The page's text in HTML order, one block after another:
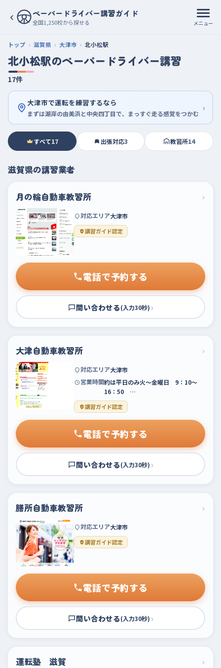
‹ ペーパードライバー講習ガイド
全国1,250校から探せる メニュー
トップ 滋賀県 大津市 北小松駅
北小松駅のペーパードライバー講習
17件
大津市で運転を練習するなら
まずは湖岸の由美浜と中央四丁目で、まっすぐ走る感覚をつかむ ›
すべて17 出張対応3 教習所14
滋賀県の講習業者
月の輪自動車教習所 ›
対応エリア大津市
講習ガイド認定
電話で予約する
問い合わせる(入力30秒) ›
大津自動車教習所 ›
対応エリア大津市
営業時間約は平日のみ火～金曜日 9：10～
16：50 …
講習ガイド認定
電話で予約する
問い合わせる(入力30秒) ›
膳所自動車教習所 ›
対応エリア大津市
講習ガイド認定
電話で予約する
問い合わせる(入力30秒) ›
運転塾 滋賀 ›